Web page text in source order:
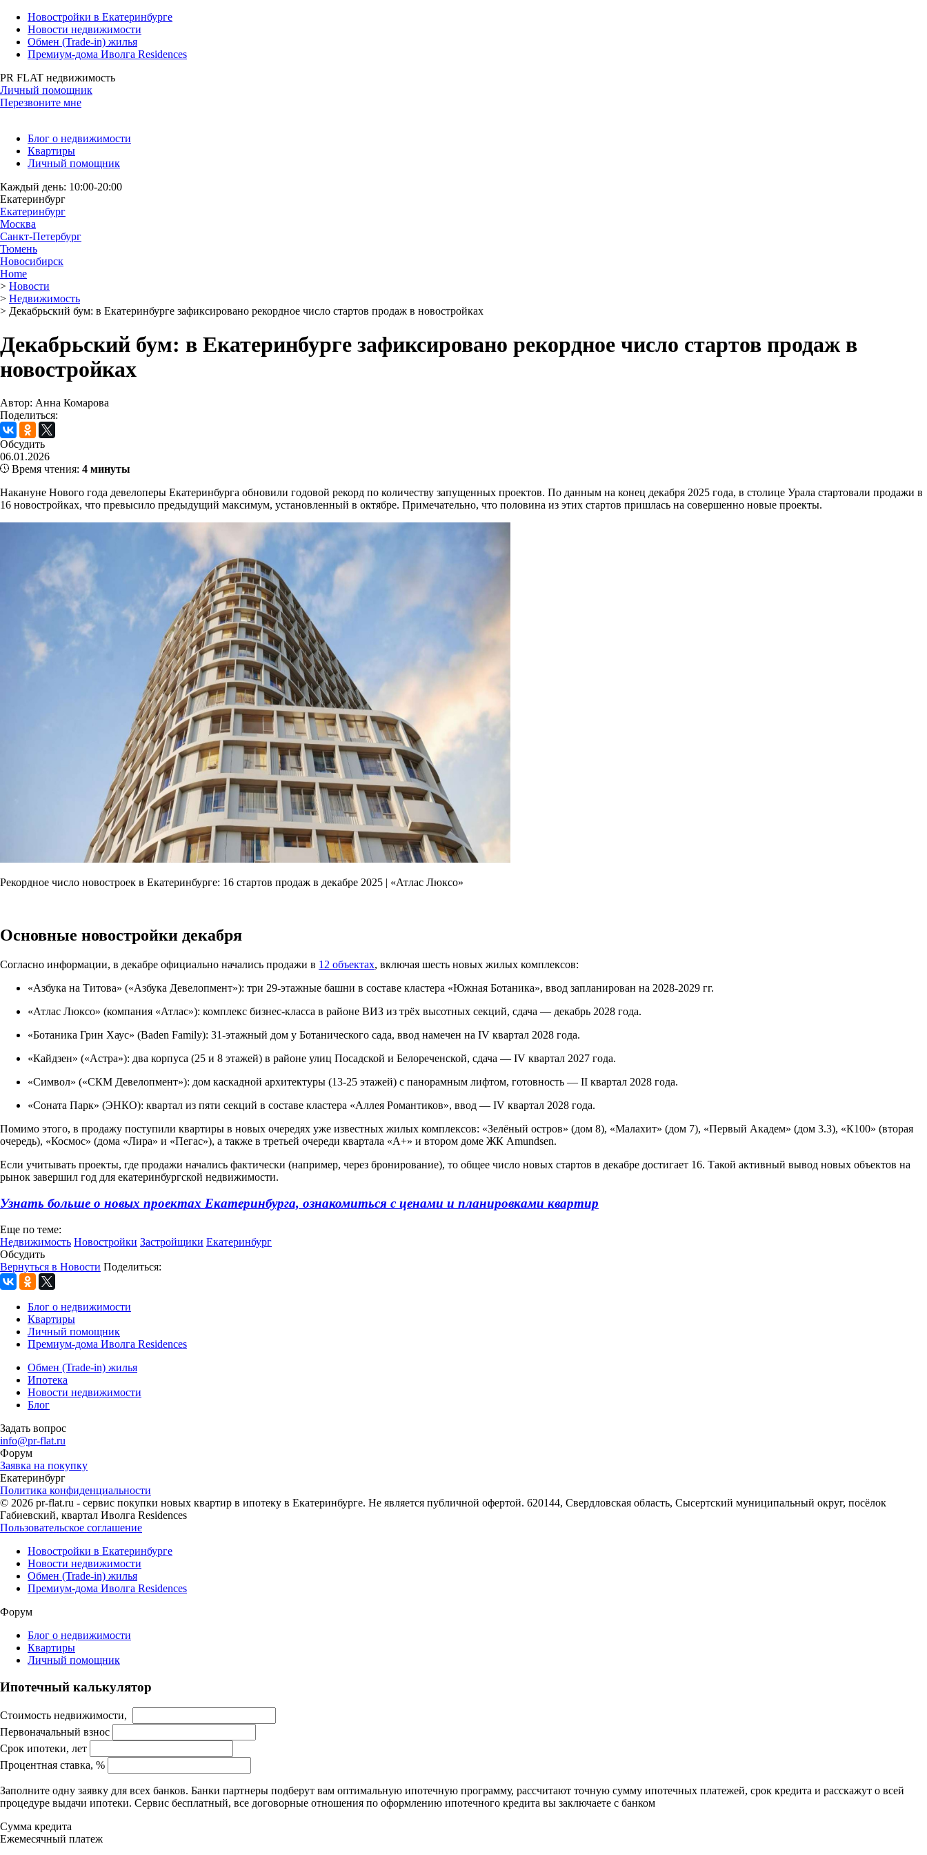
Новостройки в Екатеринбурге
Новости недвижимости
Обмен (Trade-in) жилья
Премиум-дома Иволга Residences
PR FLAT недвижимость
Личный помощник
Перезвоните мне
Блог о недвижимости
Квартиры
Личный помощник
Каждый день: 10:00-20:00
Екатеринбург
Екатеринбург
Москва
Санкт-Петербург
Тюмень
Новосибирск
Home
> Новости
> Недвижимость
> Декабрьский бум: в Екатеринбурге зафиксировано рекордное число стартов продаж в новостройках
Декабрьский бум: в Екатеринбурге зафиксировано рекордное число стартов продаж в
новостройках
Автор: Анна Комарова
Поделиться:
Обсудить
06.01.2026
Время чтения: 4 минуты
Накануне Нового года девелоперы Екатеринбурга обновили годовой рекорд по количеству запущенных проектов. По данным на конец декабря 2025 года, в столице Урала стартовали продажи в
16 новостройках, что превысило предыдущий максимум, установленный в октябре. Примечательно, что половина из этих стартов пришлась на совершенно новые проекты.
Рекордное число новостроек в Екатеринбурге: 16 стартов продаж в декабре 2025 | «Атлас Люксо»
Основные новостройки декабря
Согласно информации, в декабре официально начались продажи в 12 объектах, включая шесть новых жилых комплексов:
«Азбука на Титова» («Азбука Девелопмент»): три 29-этажные башни в составе кластера «Южная Ботаника», ввод запланирован на 2028-2029 гг.
«Атлас Люксо» (компания «Атлас»): комплекс бизнес-класса в районе ВИЗ из трёх высотных секций, сдача — декабрь 2028 года.
«Ботаника Грин Хаус» (Baden Family): 31-этажный дом у Ботанического сада, ввод намечен на IV квартал 2028 года.
«Кайдзен» («Астра»): два корпуса (25 и 8 этажей) в районе улиц Посадской и Белореченской, сдача — IV квартал 2027 года.
«Символ» («СКМ Девелопмент»): дом каскадной архитектуры (13-25 этажей) с панорамным лифтом, готовность — II квартал 2028 года.
«Соната Парк» (ЭНКО): квартал из пяти секций в составе кластера «Аллея Романтиков», ввод — IV квартал 2028 года.
Помимо этого, в продажу поступили квартиры в новых очередях уже известных жилых комплексов: «Зелёный остров» (дом 8), «Малахит» (дом 7), «Первый Академ» (дом 3.3), «К100» (вторая
очередь), «Космос» (дома «Лира» и «Пегас»), а также в третьей очереди квартала «А+» и втором доме ЖК Amundsen.
Если учитывать проекты, где продажи начались фактически (например, через бронирование), то общее число новых стартов в декабре достигает 16. Такой активный вывод новых объектов на
рынок завершил год для екатеринбургской недвижимости.
Узнать больше о новых проектах Екатеринбурга, ознакомиться с ценами и планировками квартир
Еще по теме:
Недвижимость Новостройки Застройщики Екатеринбург
Обсудить
Вернуться в Новости Поделиться:
Блог о недвижимости
Квартиры
Личный помощник
Премиум-дома Иволга Residences
Обмен (Trade-in) жилья
Ипотека
Новости недвижимости
Блог
Задать вопрос
info@pr-flat.ru
Форум
Заявка на покупку
Екатеринбург
Политика конфиденциальности
© 2026 pr-flat.ru - сервис покупки новых квартир в ипотеку в Екатеринбурге. Не является публичной офертой. 620144, Свердловская область, Сысертский муниципальный округ, посёлок
Габиевский, квартал Иволга Residences
Пользовательское соглашение
Новостройки в Екатеринбурге
Новости недвижимости
Обмен (Trade-in) жилья
Премиум-дома Иволга Residences
Форум
Блог о недвижимости
Квартиры
Личный помощник
Ипотечный калькулятор
Стоимость недвижимости,
Первоначальный взнос
Срок ипотеки, лет
Процентная ставка, %
Заполните одну заявку для всех банков. Банки партнеры подберут вам оптимальную ипотечную программу, рассчитают точную сумму ипотечных платежей, срок кредита и расскажут о всей
процедуре выдачи ипотеки. Сервис бесплатный, все договорные отношения по оформлению ипотечного кредита вы заключаете с банком
Сумма кредита
Ежемесячный платеж